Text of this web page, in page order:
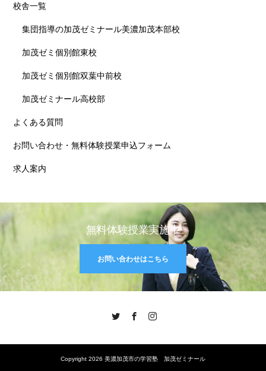
校舎一覧
集団指導の加茂ゼミナール美濃加茂本部校
加茂ゼミ個別館東校
加茂ゼミ個別館双葉中前校
加茂ゼミナール高校部
よくある質問
お問い合わせ・無料体験授業申込フォーム
求人案内
無料体験授業実施中
お問い合わせはこちら
Twitter Facebook
Copyright 2026 美濃加茂市の学習塾 加茂ゼミナール